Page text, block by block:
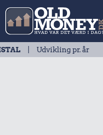
pr. år2026: